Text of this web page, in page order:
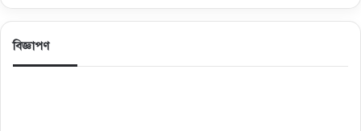
বিজ্ঞাপণ